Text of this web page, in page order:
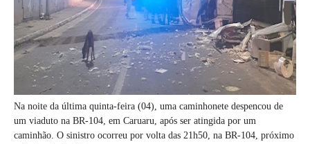
Na noite da última quinta-feira (04), uma caminhonete despencou de
um viaduto na BR-104, em Caruaru, após ser atingida por um
caminhão. O sinistro ocorreu por volta das 21h50, na BR-104, próximo